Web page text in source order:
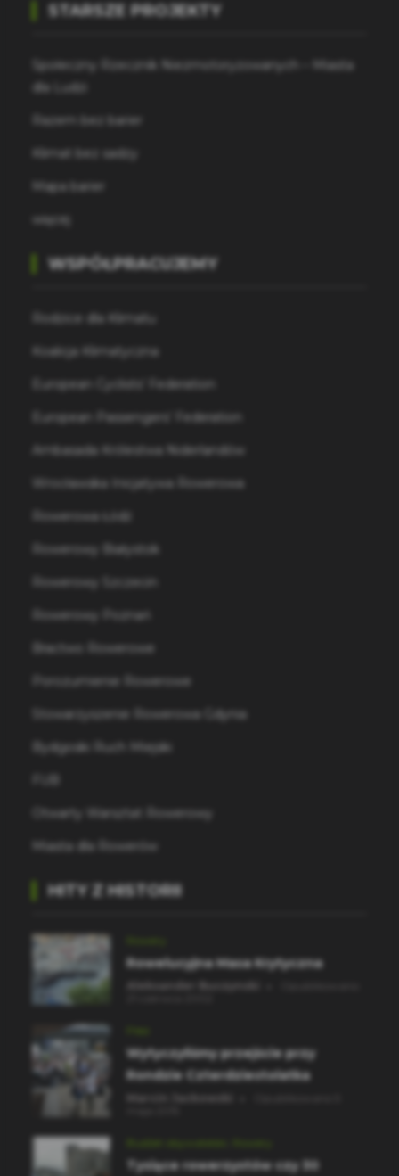
STARSZE PROJEKTY
Społeczny Rzecznik Niezmotoryzowanych – Miasta
dla Ludzi
Razem bez barier
Klimat bez sadzy
Mapa barier
więcej
WSPÓŁPRACUJEMY
Rodzice dla Klimatu
Koalicja Klimatyczna
European Cyclists’ Federation
European Passengers’ Federation
Ambasada Królestwa Niderlandów
Wrocławska Inicjatywa Rowerowa
Rowerowa Łódź
Rowerowy Białystok
Rowerowy Szczecin
Rowerowy Poznań
Bractwo Rowerowe
Porozumienie Rowerowe
Stowarzyszenie Rowerowa Gdynia
Bydgoski Ruch Miejski
Otwarty Warsztat Rowerowy
Miasta dla Rowerów
HITY Z HISTORII
Rowelucyjna Masa Krytyczna
Wytyczyliśmy przejście przy
Rondzie Czterdziestolatka
Tysiące rowerzystów czy 30